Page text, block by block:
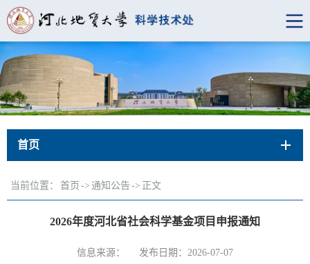
首页
当前位置： 首页 -> 通知公告 -> 正文
2026年度河北省社会科学基金项目申报通知
信息来源： 发布日期：2026-07-07